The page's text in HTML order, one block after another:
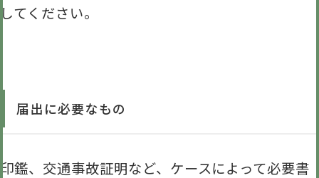
してください。
届出に必要なもの
印鑑、交通事故証明など、ケースによって必要書